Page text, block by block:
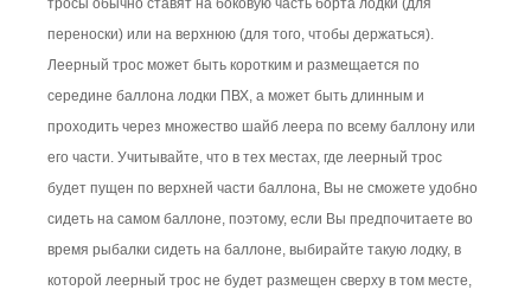
тросы обычно ставят на боковую часть борта лодки (для
переноски) или на верхнюю (для того, чтобы держаться).
Леерный трос может быть коротким и размещается по
середине баллона лодки ПВХ, а может быть длинным и
проходить через множество шайб леера по всему баллону или
его части. Учитывайте, что в тех местах, где леерный трос
будет пущен по верхней части баллона, Вы не сможете удобно
сидеть на самом баллоне, поэтому, если Вы предпочитаете во
время рыбалки сидеть на баллоне, выбирайте такую лодку, в
которой леерный трос не будет размещен сверху в том месте,